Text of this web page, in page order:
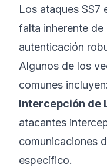
Los ataques SS7
falta inherente de
autenticación
Algunos de los
comunes incluyen:
Intercepción de
atacantes
comunicaciones
específico.